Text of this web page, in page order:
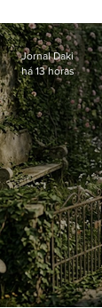
Jornal Daki
há 13 horas